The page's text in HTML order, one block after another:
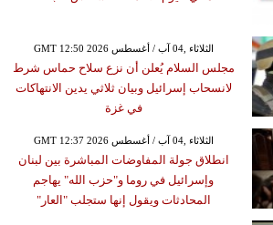
GMT 12:50 2026 الثلاثاء ,04 آب / أغسطس
مجلس السلام يُعلن أن نزع سلاح حماس شرط
لانسحاب إسرائيل وبيان ثلاثي يدين الانتهاكات
في غزة
GMT 12:37 2026 الثلاثاء ,04 آب / أغسطس
انطلاق جولة المفاوضات المباشرة بين لبنان
وإسرائيل في روما و"حزب الله" يهاجم
المحادثات ويقول إنها ستجلب "العار"